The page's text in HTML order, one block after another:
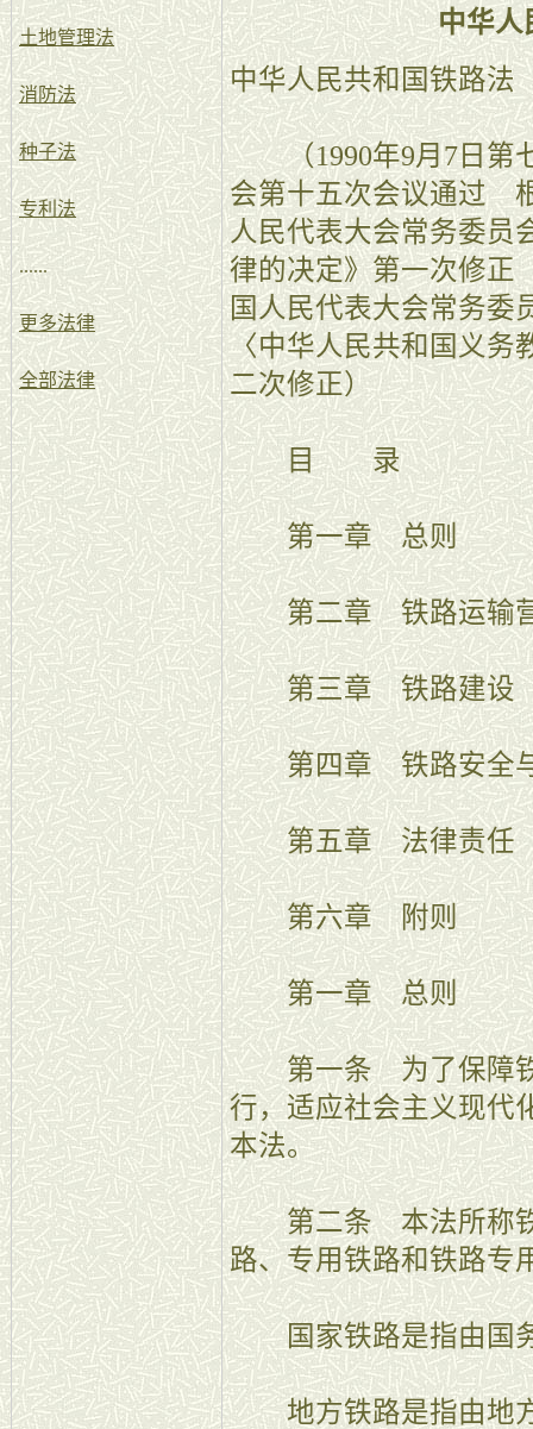
土地管理法
消防法
种子法
专利法
......
更多法律
全部法律
中华人
中华人民共和国铁路法
（1990年9月7日第七
会第十五次会议通过
人民代表大会常务委员
律的决定》第一次修正
国人民代表大会常务委
〈中华人民共和国义务
二次修正）
目 录
第一章 总则
第二章 铁路运输
第三章 铁路建设
第四章 铁路安全
第五章 法律责任
第六章 附则
第一章 总则
第一条 为了保障铁
行，适应社会主义现代
本法。
第二条 本法所称铁
路、专用铁路和铁路专
国家铁路是指由国务
地方铁路是指由地方